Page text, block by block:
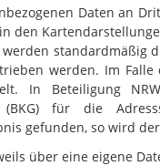
Daten an
den
standardmäßig
werden. Im Falle
In Beteiligung
(BKG) für die
gefunden, so wird
über eine eigene